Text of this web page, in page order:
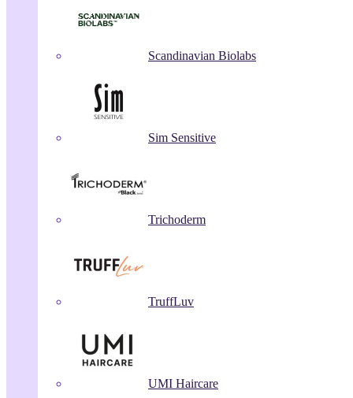
Scandinavian Biolabs
Sim Sensitive
Trichoderm
TruffLuv
UMI Haircare